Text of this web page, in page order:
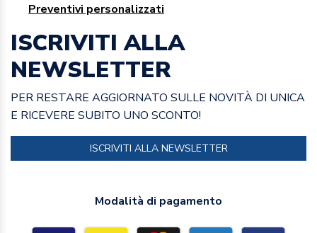
Preventivi personalizzati
ISCRIVITI ALLA
NEWSLETTER
PER RESTARE AGGIORNATO SULLE NOVITÀ DI UNICA
E RICEVERE SUBITO UNO SCONTO!
ISCRIVITI ALLA NEWSLETTER
Modalità di pagamento